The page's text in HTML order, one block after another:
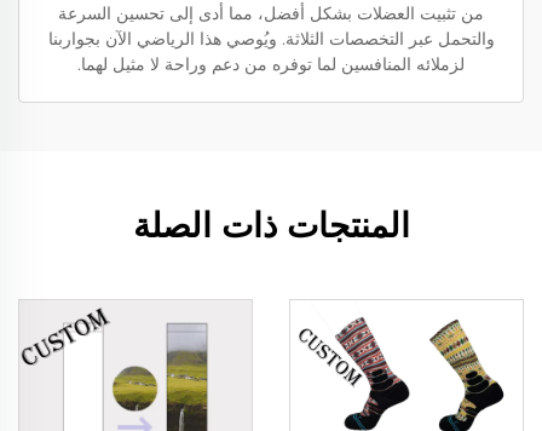
من تثبيت العضلات بشكل أفضل، مما أدى إلى تحسين السرعة
والتحمل عبر التخصصات الثلاثة. ويُوصي هذا الرياضي الآن بجواربنا
لزملائه المنافسين لما توفره من دعم وراحة لا مثيل لهما.
المنتجات ذات الصلة